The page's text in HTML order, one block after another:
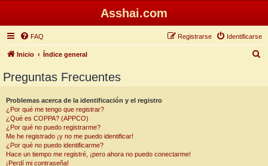
Asshai.com
FAQ Identificarse
Registrarse
Inicio Índice general
Preguntas Frecuentes
Problemas acerca de la identificación y el registro
¿Por qué me tengo que registrar?
¿Qué es COPPA? (APPCO)
¿Por qué no puedo registrarme?
Me he registrado ¡y no me puedo identificar!
¿Por qué no puedo identificarme?
Hace un tiempo me registré, ¡pero ahora no puedo conectarme!
¡Perdí mi contraseña!